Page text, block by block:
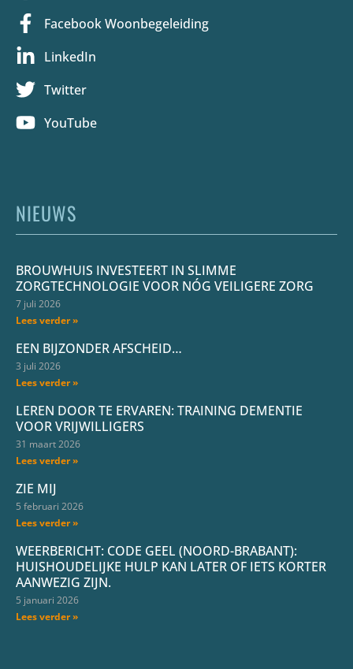
Facebook Woonbegeleiding
LinkedIn
Twitter
YouTube
NIEUWS
BROUWHUIS INVESTEERT IN SLIMME
ZORGTECHNOLOGIE VOOR NÓG VEILIGERE ZORG
7 juli 2026
Lees verder »
EEN BIJZONDER AFSCHEID…
3 juli 2026
Lees verder »
LEREN DOOR TE ERVAREN: TRAINING DEMENTIE
VOOR VRIJWILLIGERS
31 maart 2026
Lees verder »
ZIE MIJ
5 februari 2026
Lees verder »
WEERBERICHT: CODE GEEL (NOORD-BRABANT):
HUISHOUDELIJKE HULP KAN LATER OF IETS KORTER
AANWEZIG ZIJN.
5 januari 2026
Lees verder »